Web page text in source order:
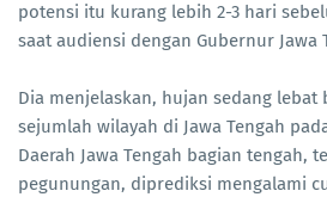
potensi itu kurang lebih 2-3 hari
saat audiensi dengan Gubernur Jawa
Dia menjelaskan, hujan sedang
sejumlah wilayah di Jawa Tengah
Daerah Jawa Tengah bagian tengah,
pegunungan, diprediksi mengalami